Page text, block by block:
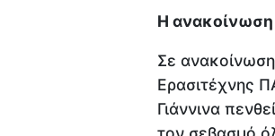
Η ανακοίνωση
Σε
Ερασιτέχνης
Γιάννινα